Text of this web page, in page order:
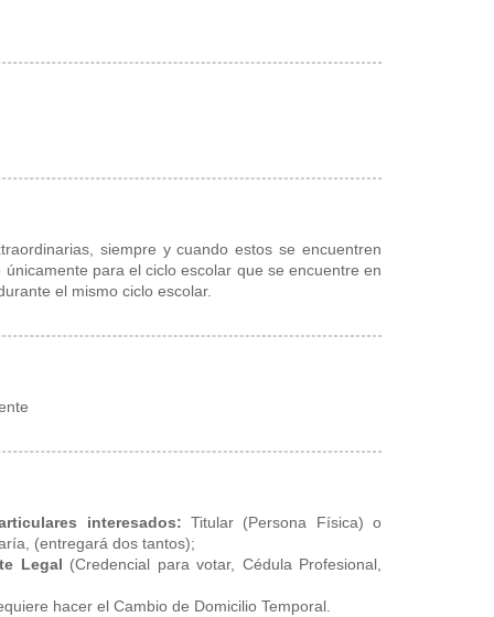
siempre y cuando estos se encuentren
para el ciclo escolar que se encuentre en
el mismo ciclo escolar.
interesados: Titular (Persona Física) o
(entregará dos tantos);
Legal (Credencial para votar, Cédula Profesional,
hacer el Cambio de Domicilio Temporal.